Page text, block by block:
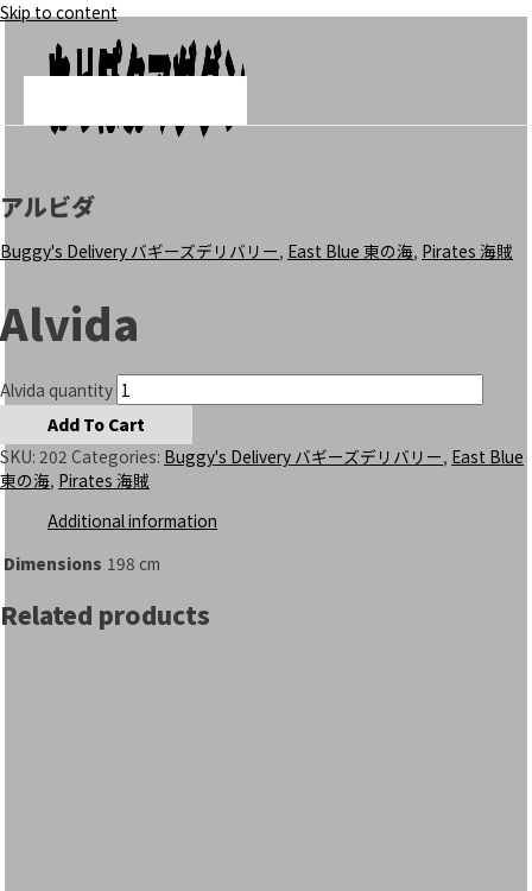
Skip to content
アルビダ
Buggy's Delivery バギーズデリバリー, East Blue 東の海, Pirates 海賊
Alvida
Alvida quantity
Add To Cart
SKU: 202 Categories: Buggy's Delivery バギーズデリバリー, East Blue
東の海, Pirates 海賊
Additional information
Dimensions 198 cm
Related products
クリーク
Add To Cart
カーリー・ダダン
Add To Cart
いっぽんマツ
Add To Cart